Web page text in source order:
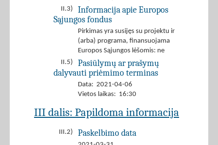
II.3)
Informacija apie Europos
Sąjungos fondus
Pirkimas yra susijęs su projektu ir
(arba) programa, finansuojama
Europos Sąjungos lėšomis: ne
II.5)
Pasiūlymų ar prašymų
dalyvauti priėmimo terminas
Data: 2021-04-06
Vietos laikas: 16:30
III dalis: Papildoma informacija
III.2) Paskelbimo data